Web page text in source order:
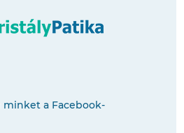
minket a Facebook-